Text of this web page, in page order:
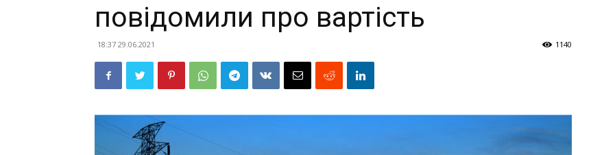
повідомили про вартість
18:37 29.06.2021 1140